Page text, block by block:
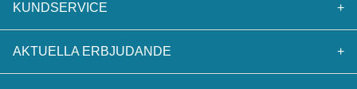
KUNDSERVICE +
AKTUELLA ERBJUDANDE +